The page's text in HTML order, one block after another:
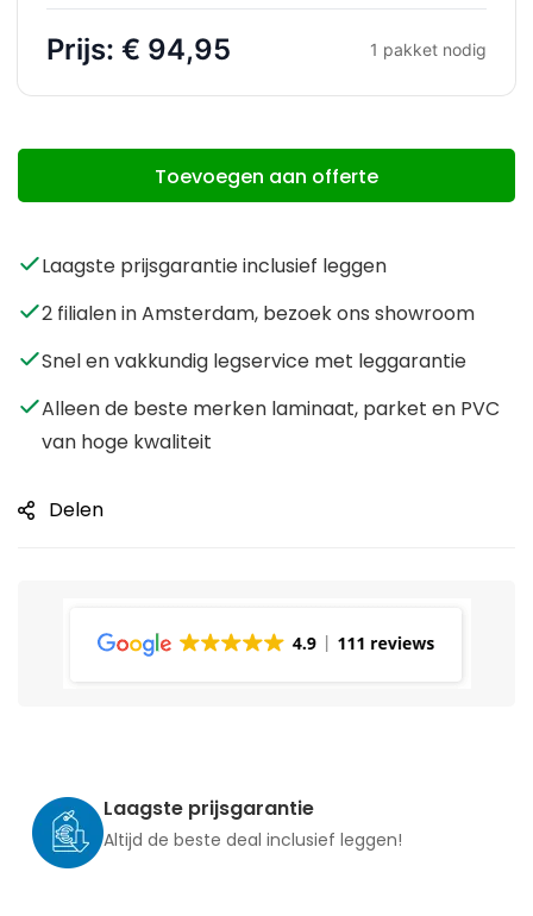
Prijs: € 94,95 1 pakket nodig
Toevoegen aan offerte
Laagste prijsgarantie inclusief leggen
2 filialen in Amsterdam, bezoek ons showroom
Snel en vakkundig legservice met leggarantie
Alleen de beste merken laminaat, parket en PVC
van hoge kwaliteit
Delen
Laagste prijsgarantie
Altijd de beste deal inclusief leggen!